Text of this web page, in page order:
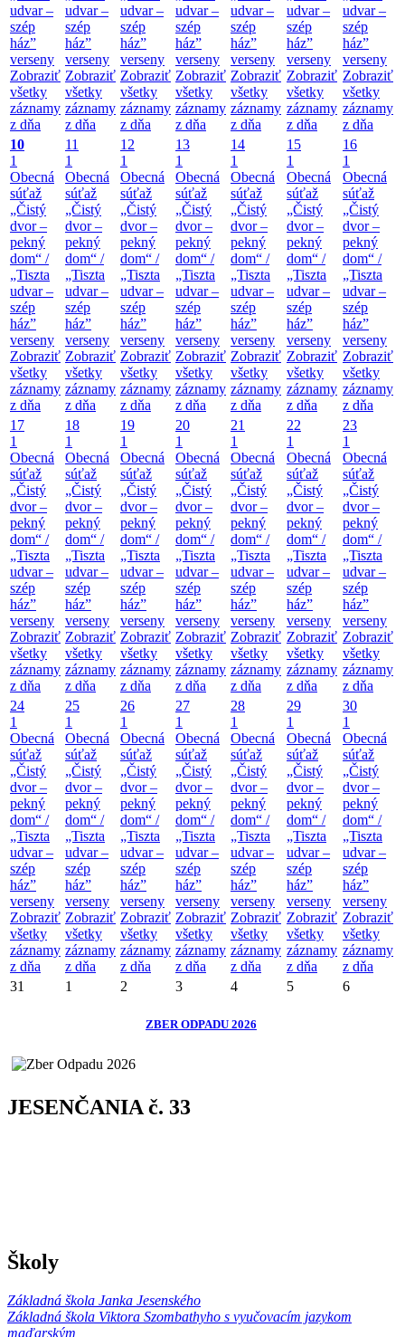
udvar –
szép
ház”
verseny
Zobraziť
všetky
záznamy
z dňa
udvar –
szép
ház”
verseny
Zobraziť
všetky
záznamy
z dňa
udvar –
szép
ház”
verseny
Zobraziť
všetky
záznamy
z dňa
udvar –
szép
ház”
verseny
Zobraziť
všetky
záznamy
z dňa
udvar –
szép
ház”
verseny
Zobraziť
všetky
záznamy
z dňa
udvar –
szép
ház”
verseny
Zobraziť
všetky
záznamy
z dňa
udvar –
szép
ház”
verseny
Zobraziť
všetky
záznamy
z dňa
10
1
Obecná
súťaž
„Čistý
dvor –
pekný
dom“ /
„Tiszta
udvar –
szép
ház”
verseny
Zobraziť
všetky
záznamy
z dňa
11
1
Obecná
súťaž
„Čistý
dvor –
pekný
dom“ /
„Tiszta
udvar –
szép
ház”
verseny
Zobraziť
všetky
záznamy
z dňa
12
1
Obecná
súťaž
„Čistý
dvor –
pekný
dom“ /
„Tiszta
udvar –
szép
ház”
verseny
Zobraziť
všetky
záznamy
z dňa
13
1
Obecná
súťaž
„Čistý
dvor –
pekný
dom“ /
„Tiszta
udvar –
szép
ház”
verseny
Zobraziť
všetky
záznamy
z dňa
14
1
Obecná
súťaž
„Čistý
dvor –
pekný
dom“ /
„Tiszta
udvar –
szép
ház”
verseny
Zobraziť
všetky
záznamy
z dňa
15
1
Obecná
súťaž
„Čistý
dvor –
pekný
dom“ /
„Tiszta
udvar –
szép
ház”
verseny
Zobraziť
všetky
záznamy
z dňa
16
1
Obecná
súťaž
„Čistý
dvor –
pekný
dom“ /
„Tiszta
udvar –
szép
ház”
verseny
Zobraziť
všetky
záznamy
z dňa
17
1
Obecná
súťaž
„Čistý
dvor –
pekný
dom“ /
„Tiszta
udvar –
szép
ház”
verseny
Zobraziť
všetky
záznamy
z dňa
18
1
Obecná
súťaž
„Čistý
dvor –
pekný
dom“ /
„Tiszta
udvar –
szép
ház”
verseny
Zobraziť
všetky
záznamy
z dňa
19
1
Obecná
súťaž
„Čistý
dvor –
pekný
dom“ /
„Tiszta
udvar –
szép
ház”
verseny
Zobraziť
všetky
záznamy
z dňa
20
1
Obecná
súťaž
„Čistý
dvor –
pekný
dom“ /
„Tiszta
udvar –
szép
ház”
verseny
Zobraziť
všetky
záznamy
z dňa
21
1
Obecná
súťaž
„Čistý
dvor –
pekný
dom“ /
„Tiszta
udvar –
szép
ház”
verseny
Zobraziť
všetky
záznamy
z dňa
22
1
Obecná
súťaž
„Čistý
dvor –
pekný
dom“ /
„Tiszta
udvar –
szép
ház”
verseny
Zobraziť
všetky
záznamy
z dňa
23
1
Obecná
súťaž
„Čistý
dvor –
pekný
dom“ /
„Tiszta
udvar –
szép
ház”
verseny
Zobraziť
všetky
záznamy
z dňa
24
1
Obecná
súťaž
„Čistý
dvor –
pekný
dom“ /
„Tiszta
udvar –
szép
ház”
verseny
Zobraziť
všetky
záznamy
z dňa
25
1
Obecná
súťaž
„Čistý
dvor –
pekný
dom“ /
„Tiszta
udvar –
szép
ház”
verseny
Zobraziť
všetky
záznamy
z dňa
26
1
Obecná
súťaž
„Čistý
dvor –
pekný
dom“ /
„Tiszta
udvar –
szép
ház”
verseny
Zobraziť
všetky
záznamy
z dňa
27
1
Obecná
súťaž
„Čistý
dvor –
pekný
dom“ /
„Tiszta
udvar –
szép
ház”
verseny
Zobraziť
všetky
záznamy
z dňa
28
1
Obecná
súťaž
„Čistý
dvor –
pekný
dom“ /
„Tiszta
udvar –
szép
ház”
verseny
Zobraziť
všetky
záznamy
z dňa
29
1
Obecná
súťaž
„Čistý
dvor –
pekný
dom“ /
„Tiszta
udvar –
szép
ház”
verseny
Zobraziť
všetky
záznamy
z dňa
30
1
Obecná
súťaž
„Čistý
dvor –
pekný
dom“ /
„Tiszta
udvar –
szép
ház”
verseny
Zobraziť
všetky
záznamy
z dňa
31
1 2 3 4 5 6
ZBER ODPADU 2026
JESENČANIA č. 33
Školy
Základná škola Janka Jesenského
Základná škola Viktora Szombathyho s vyučovacím jazykom
maďarským